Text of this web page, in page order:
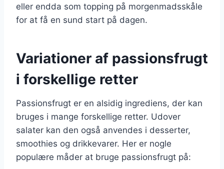
eller endda som topping på morgenmadsskåle
for at få en sund start på dagen.
Variationer af passionsfrugt
i forskellige retter
Passionsfrugt er en alsidig ingrediens, der kan
bruges i mange forskellige retter. Udover
salater kan den også anvendes i desserter,
smoothies og drikkevarer. Her er nogle
populære måder at bruge passionsfrugt på: